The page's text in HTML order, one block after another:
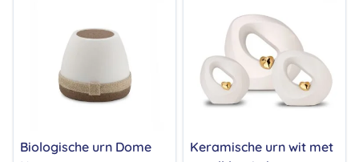
Biologische urn Dome
Keramische urn wit met